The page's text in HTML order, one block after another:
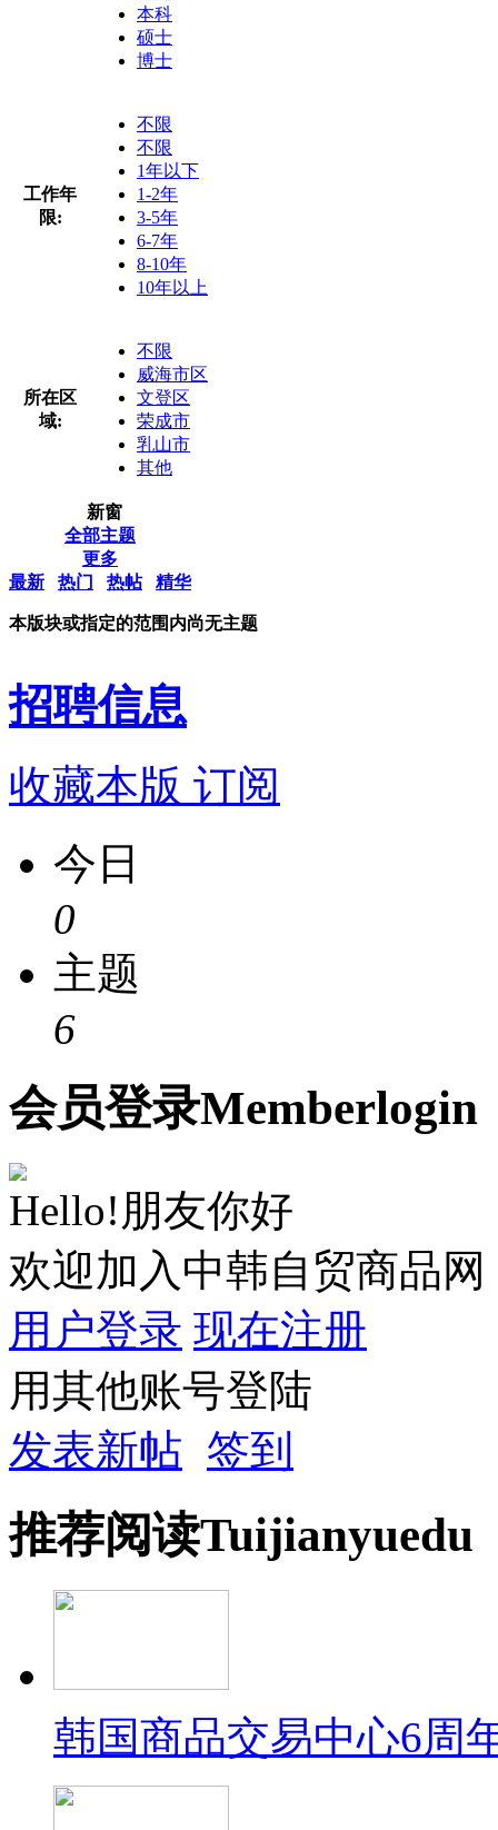
本科
硕士
博士
工作年
限:
不限
不限
1年以下
1-2年
3-5年
6-7年
8-10年
10年以上
所在区
域:
不限
威海市区
文登区
荣成市
乳山市
其他
新窗
全部主题
更多
最新
热门 热帖 精华
本版块或指定的范围内尚无主题
招聘信息
收藏本版 订阅
今日
0
主题
6
会员登录Memberlogin
Hello!朋友你好
欢迎加入中韩自贸商品网
用户登录 现在注册
用其他账号登陆
发表新帖 签到
推荐阅读Tuijianyuedu
韩国商品交易中心6周